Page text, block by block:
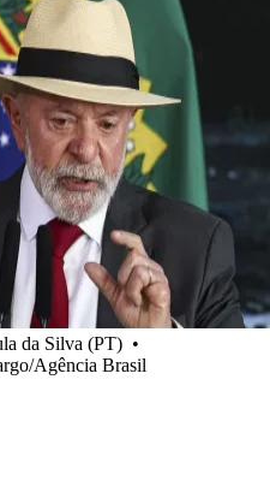
da Silva (PT) •
Agência Brasil